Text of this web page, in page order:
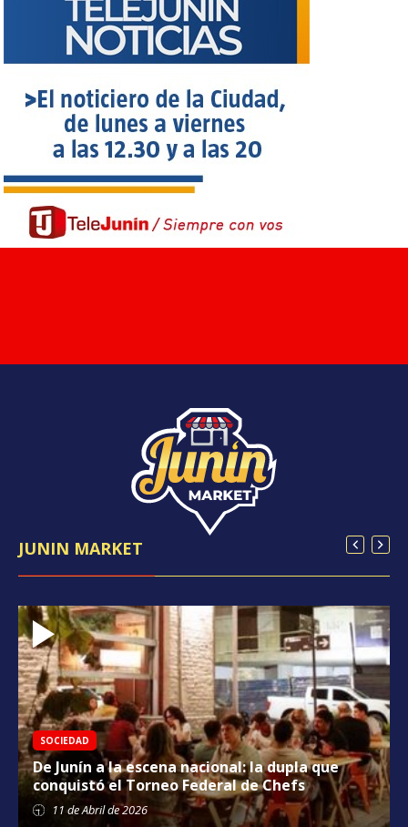
JUNIN MARKET
SOCIEDAD
De Junín a la escena nacional: la dupla que
conquistó el Torneo Federal de Chefs
11 deAbrilde 2026